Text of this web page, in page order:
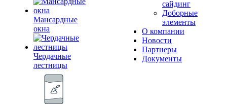
Мансардные
окна
Чердачные
лестницы
сайдинг
Доборные
элементы
О компании
Новости
Партнеры
Документы